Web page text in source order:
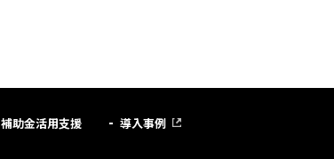
補助金活用支援 導入事例